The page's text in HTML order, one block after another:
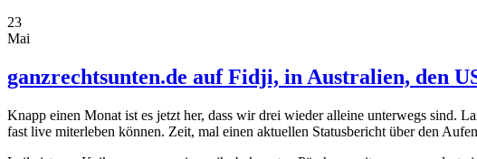
23
Mai
ganzrechtsunten.de auf Fidji, in Australien, den
Knapp einen Monat ist es jetzt her, dass wir drei wieder alleine unterwegs sind.
fast live miterleben können. Zeit, mal einen aktuellen Statusbericht über den